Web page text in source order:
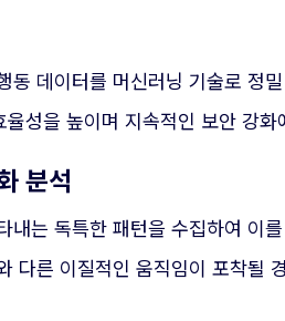
동 데이터를 머신러닝 기술로 정
성을 높이며 지속적인 보안 강화
분석
내는 독특한 패턴을 수집하여 이
다른 이질적인 움직임이 포착될